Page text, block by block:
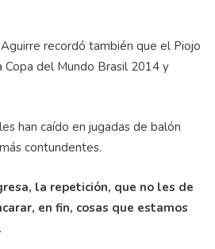
recordó también que el Piojo
Copa del Mundo Brasil 2014 y
han caído en jugadas de balón
contundentes.
la repetición, que no les de
en fin, cosas que estamos